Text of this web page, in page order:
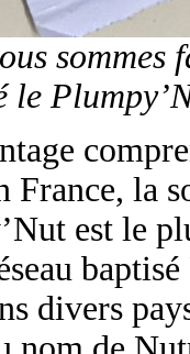
le
France, la
est le
divers